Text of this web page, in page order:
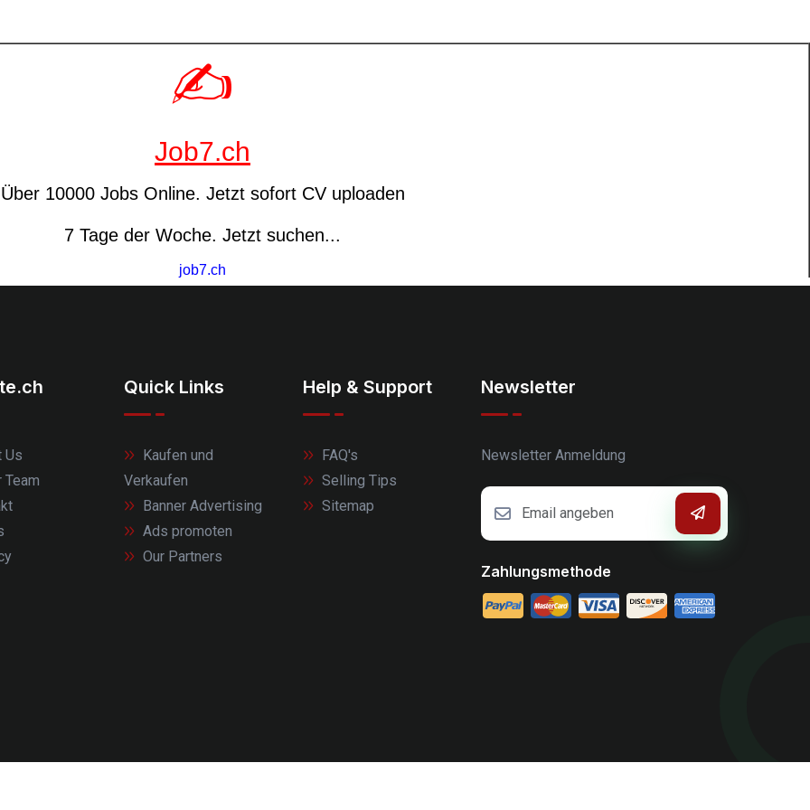
Us
Team
Quick Links
Kaufen und
Verkaufen
Banner Advertising
Ads promoten
Our Partners
Help & Support
FAQ's
Selling Tips
Sitemap
Newsletter
Newsletter Anmeldung
Zahlungsmethode